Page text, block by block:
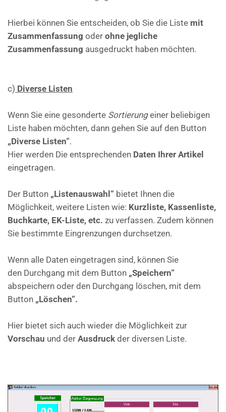
Hierbei können Sie entscheiden, ob Sie die Liste mit
Zusammenfassung oder ohne jegliche
Zusammenfassung ausgedruckt haben möchten.
c) Diverse Listen
Wenn Sie eine gesonderte Sortierungeiner beliebigen
Liste haben möchten, dann gehen Sie auf den Button
„Diverse Listen“.
Hier werden Die entsprechenden Daten Ihrer Artikel
eingetragen.
Der Button „Listenauswahl“ bietet Ihnen die
Möglichkeit, weitere Listen wie: Kurzliste, Kassenliste,
Buchkarte, EK-Liste, etc. zu verfassen. Zudem können
Sie bestimmte Eingrenzungen durchsetzen.
Wenn alle Daten eingetragen sind, können Sie
den Durchgang mit dem Button „Speichern“
abspeichern oder den Durchgang löschen, mit dem
Button „Löschen“.
Hier bietet sich auch wieder die Möglichkeit zur
Vorschau und der Ausdruck der diversen Liste.